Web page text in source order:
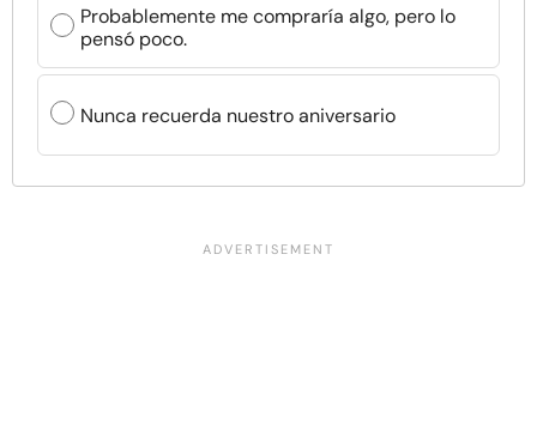
Probablemente me compraría algo, pero lo
pensó poco.
Nunca recuerda nuestro aniversario